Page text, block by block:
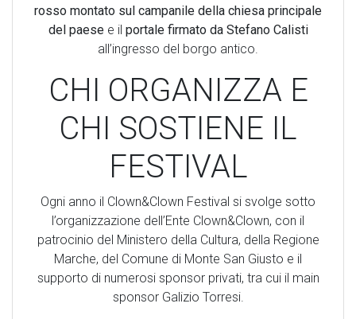
rosso montato sul campanile della chiesa principale
del paese e il portale firmato da Stefano Calisti
all’ingresso del borgo antico.
CHI ORGANIZZA E
CHI SOSTIENE IL
FESTIVAL
Ogni anno il Clown&Clown Festival si svolge sotto
l’organizzazione dell’Ente Clown&Clown, con il
patrocinio del Ministero della Cultura, della Regione
Marche, del Comune di Monte San Giusto e il
supporto di numerosi sponsor privati, tra cui il main
sponsor Galizio Torresi.